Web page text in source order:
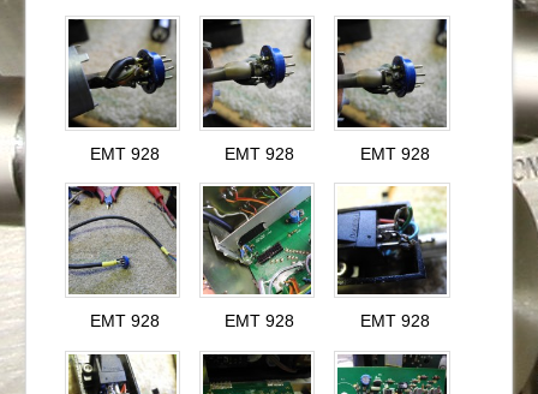
EMT 928 EMT 928 EMT 928
EMT 928 EMT 928 EMT 928